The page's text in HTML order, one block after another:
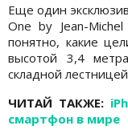
Еще один
One by Jean-
понятно, какие
высотой 3,4
складной
ЧИТАЙ ТАКЖЕ:
смартфон в мире